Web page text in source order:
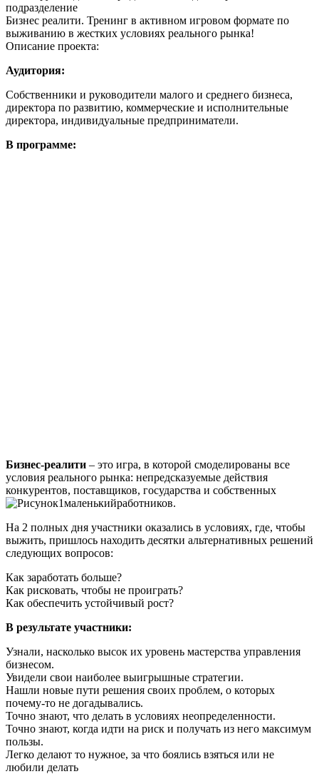
подразделение
Бизнес реалити. Тренинг в активном игровом формате по
выживанию в жестких условиях реального рынка!
Описание проекта:
Аудитория:
Собственники и руководители малого и среднего бизнеса,
директора по развитию, коммерческие и исполнительные
директора, индивидуальные предприниматели.
В программе:
Бизнес-реалити – это игра, в которой смоделированы все
условия реального рынка: непредсказуемые действия
конкурентов, поставщиков, государства и собственных
работников.
На 2 полных дня участники оказались в условиях, где, чтобы
выжить, пришлось находить десятки альтернативных решений
следующих вопросов:
Как заработать больше?
Как рисковать, чтобы не проиграть?
Как обеспечить устойчивый рост?
В результате участники:
Узнали, насколько высок их уровень мастерства управления
бизнесом.
Увидели свои наиболее выигрышные стратегии.
Нашли новые пути решения своих проблем, о которых
почему-то не догадывались.
Точно знают, что делать в условиях неопределенности.
Точно знают, когда идти на риск и получать из него максимум
пользы.
Легко делают то нужное, за что боялись взяться или не
любили делать